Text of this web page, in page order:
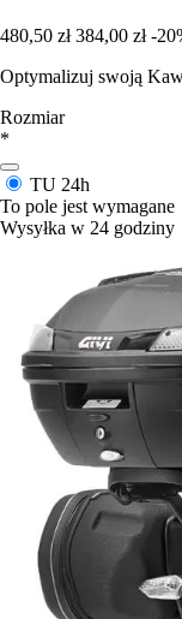
480,50 zł 384,00 zł -
Optymalizuj swoją
Rozmiar
*
TU 24h
To pole jest wymagane
Wysyłka w 24 godziny